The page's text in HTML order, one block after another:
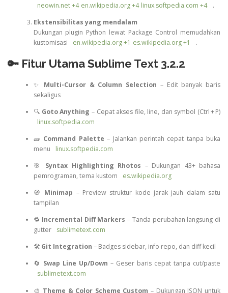
neowin.net +4 en.wikipedia.org +4 linux.softpedia.com +4
.
Ekstensibilitas yang mendalam
Dukungan plugin Python lewat Package Control memudahkan
kustomisasi
en.wikipedia.org +1 es.wikipedia.org +1 .
🔑 Fitur Utama Sublime Text 3.2.2
✨ Multi-Cursor & Column Selection – Edit banyak baris
sekaligus
🔍 Goto Anything – Cepat akses file, line, dan symbol (Ctrl + P)
linux.softpedia.com
🧱 Command Palette – Jalankan perintah cepat tanpa buka
menu
linux.softpedia.com
🎯 Syntax Highlighting Rhotos – Dukungan 43+ bahasa
pemrograman, tema kustom
es.wikipedia.org
🧭 Minimap – Preview struktur kode jarak jauh dalam satu
tampilan
🔁 Incremental Diff Markers – Tanda perubahan langsung di
gutter
sublimetext.com
🛠️ Git Integration – Badges sidebar, info repo, dan diff kecil
🔄 Swap Line Up/Down – Geser baris cepat tanpa cut/paste
sublimetext.com
🎨 Theme & Color Scheme Custom – Dukungan JSON untuk